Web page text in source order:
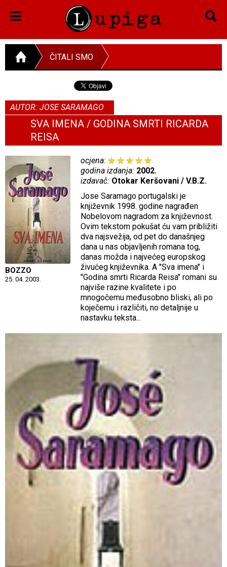
ČITALI SMO
AUTOR: JOSE SARAMAGO
SVA IMENA / GODINA SMRTI RICARDA
REISA
BOZZO
25. 04. 2003.
ocjena:
godina izdanja: 2002.
izdavač: Otokar Keršovani / V.B.Z.
Jose Saramago portugalski je
književnik 1998. godine nagrađen
Nobelovom nagradom za književnost.
Ovim tekstom pokušat ću vam približiti
dva najsvežija, od pet do današnjeg
dana u nas objavljenih romana tog,
danas možda i najvećeg europskog
živućeg književnika. A "Sva imena" i
"Godina smrti Ricarda Reisa" romani su
najviše razine kvalitete i po
mnogočemu međusobno bliski, ali po
koječemu i različiti, no detaljnije u
nastavku teksta...